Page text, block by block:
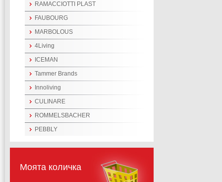
RAMACCIOTTI PLAST
FAUBOURG
MARBOLOUS
4Living
ICEMAN
Tammer Brands
Innoliving
CULINARE
ROMMELSBACHER
PEBBLY
Моята количка